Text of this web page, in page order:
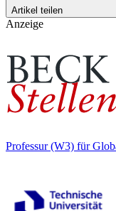
Artikel teilen
Anzeige
Professur (W3) für